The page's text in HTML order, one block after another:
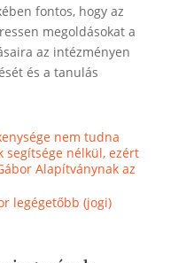
fontos, hogy az
megoldásokat a
az intézményen
és a tanulás
nem tudna
segítsége nélkül, ezért
Alapítványnak az
legégetőbb (jogi)